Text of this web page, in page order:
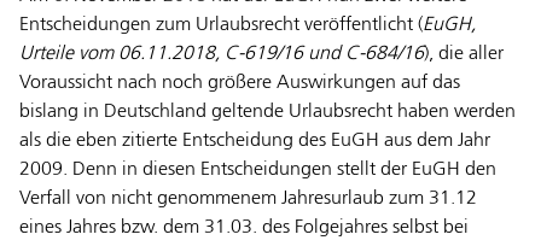
Entscheidungen zum Urlaubsrecht veröffentlicht (EuGH,
Urteile vom 06.11.2018, C-619/16 und C-684/16), die aller
Voraussicht nach noch größere Auswirkungen auf das
bislang in Deutschland geltende Urlaubsrecht haben werden
als die eben zitierte Entscheidung des EuGH aus dem Jahr
2009. Denn in diesen Entscheidungen stellt der EuGH den
Verfall von nicht genommenem Jahresurlaub zum 31.12
eines Jahres bzw. dem 31.03. des Folgejahres selbst bei